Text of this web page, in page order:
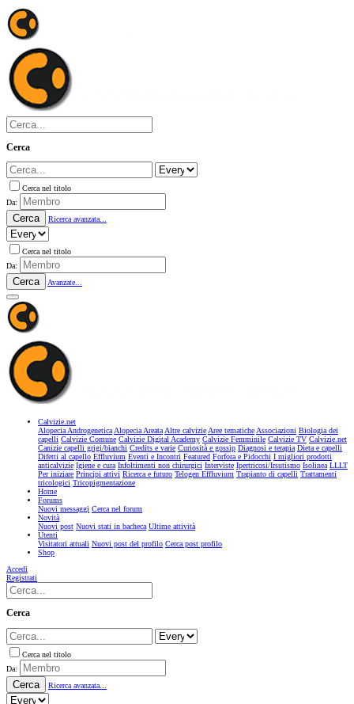
Cerca
Cerca nel titolo
Da:
Cerca Ricerca avanzata...
Cerca nel titolo
Da:
Cerca Avanzate...
Calvizie.net
Alopecia AndrogeneticaAlopecia AreataAltre calvizieAree tematicheAssociazioni Biologia dei
capelli Calvizie Comune Calvizie Digital Academy Calvizie Femminile Calvizie TV Calvizie.net
Canizie capelli grigi/bianchi Credits e varie Curiosità e gossip Diagnosi e terapia Dieta e capelli
Difetti al capello Effluvium Eventi e Incontri Featured Forfora e Pidocchi I migliori prodotti
anticalvizie Igiene e cura Infoltimenti non chirurgici Interviste Ipertricosi/Irsutismo Isolinea LLLT
Per iniziare Principi attivi Ricerca e futuro Telogen Effluvium Trapianto di capelli Trattamenti
tricologici Tricopigmentazione
Home
Forums
Nuovi messaggi Cerca nel forum
Novità
Nuovi post Nuovi stati in bacheca Ultime attività
Utenti
Visitatori attuali Nuovi post del profilo Cerca post profilo
Shop
Accedi
Registrati
Cerca
Cerca nel titolo
Da:
Cerca Ricerca avanzata...